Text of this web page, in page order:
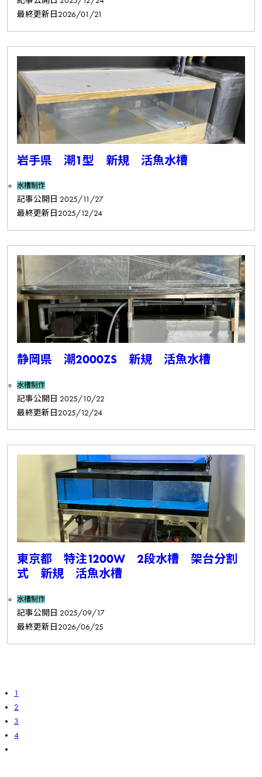
最終更新日 2026/01/21
岩手県 潮1型 新規 活魚水槽
水槽制作
記事公開日 2025/11/27
最終更新日 2025/12/24
静岡県 潮2000ZS 新規 活魚水槽
水槽制作
記事公開日 2025/10/22
最終更新日 2025/12/24
東京都 特注1200W 2段水槽 架台分割
式 新規 活魚水槽
水槽制作
記事公開日 2025/09/17
最終更新日 2026/06/25
1
2
3
4